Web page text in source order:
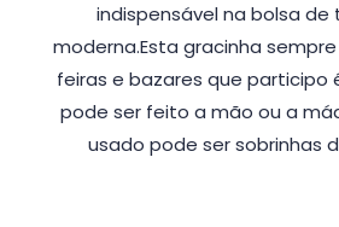
indispensável na bolsa de
moderna.Esta gracinha
feiras e bazares que participo
pode ser feito a mão ou a
usado pode ser sobrinhas